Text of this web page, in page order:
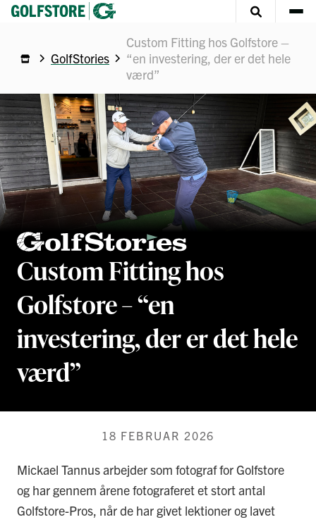
GolfStories
Custom Fitting hos Golfstore –
“en investering, der er det hele
værd”
Custom Fitting hos
Golfstore – “en
investering, der er det hele
værd”
18 FEBRUAR 2026
Mickael Tannus arbejder som fotograf for Golfstore
og har gennem årene fotograferet et stort antal
Golfstore-Pros, når de har givet lektioner og lavet